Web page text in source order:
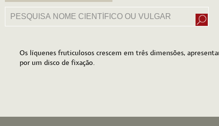
Os líquenes fruticulosos crescem em três dimensões,
por um disco de fixação.